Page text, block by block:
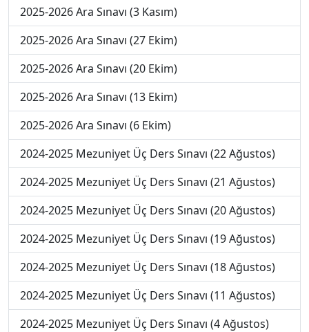
2025-2026 Ara Sınavı (3 Kasım)
2025-2026 Ara Sınavı (27 Ekim)
2025-2026 Ara Sınavı (20 Ekim)
2025-2026 Ara Sınavı (13 Ekim)
2025-2026 Ara Sınavı (6 Ekim)
2024-2025 Mezuniyet Üç Ders Sınavı (22 Ağustos)
2024-2025 Mezuniyet Üç Ders Sınavı (21 Ağustos)
2024-2025 Mezuniyet Üç Ders Sınavı (20 Ağustos)
2024-2025 Mezuniyet Üç Ders Sınavı (19 Ağustos)
2024-2025 Mezuniyet Üç Ders Sınavı (18 Ağustos)
2024-2025 Mezuniyet Üç Ders Sınavı (11 Ağustos)
2024-2025 Mezuniyet Üç Ders Sınavı (4 Ağustos)